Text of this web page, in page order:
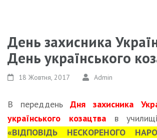
День захисника
День українського
18 Жовтня, 2017 Admin
В передденьДня захисника
українського козацтвав
«ВІДПОВІДЬ НЕСКОРЕНОГО